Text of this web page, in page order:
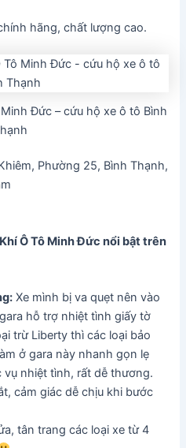
hãng, chất lượng cao.
Đức – cứu hộ xe ô tô Bình
Phường 25, Bình Thạnh,
Ô Tô Minh Đứcnổi bật trên
Xe mình bị va quẹt nên vào
hỗ trợ nhiệt tình giấy tờ
trừ Liberty thì các loại bảo
ở gara này nhanh gọn lẹ
vụ nhiệt tình, rất dễ thương.
cảm giác dễ chịu khi bước
tân trang các loại xe từ 4